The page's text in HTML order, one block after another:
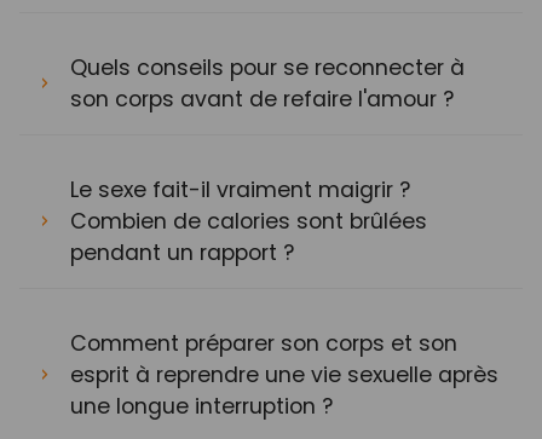
Quels conseils pour se reconnecter à
son corps avant de refaire l'amour ?
Le sexe fait-il vraiment maigrir ?
Combien de calories sont brûlées
pendant un rapport ?
Comment préparer son corps et son
esprit à reprendre une vie sexuelle après
une longue interruption ?